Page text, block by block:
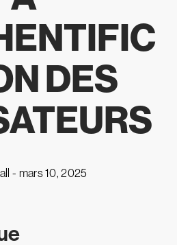
DES
- mars 10, 2025